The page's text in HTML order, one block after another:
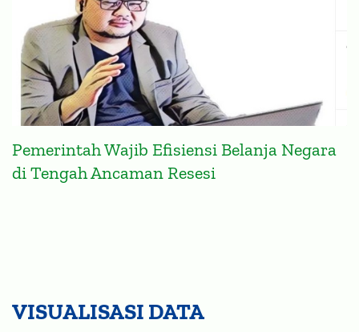
Pemerintah Wajib Efisiensi Belanja Negara
di Tengah Ancaman Resesi
VISUALISASI DATA